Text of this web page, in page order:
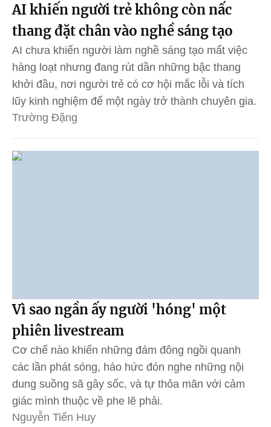
AI khiến người trẻ không còn nấc
thang đặt chân vào nghề sáng tạo
AI chưa khiến người làm nghề sáng tạo mất việc
hàng loạt nhưng đang rút dần những bậc thang
khởi đầu, nơi người trẻ có cơ hội mắc lỗi và tích
lũy kinh nghiệm để một ngày trở thành chuyên gia.
Trường Đặng
Vì sao ngần ấy người 'hóng' một
phiên livestream
Cơ chế nào khiến những đám đông ngồi quanh
các lần phát sóng, háo hức đón nghe những nội
dung suồng sã gây sốc, và tự thỏa mãn với cảm
giác mình thuộc về phe lẽ phải.
Nguyễn Tiến Huy